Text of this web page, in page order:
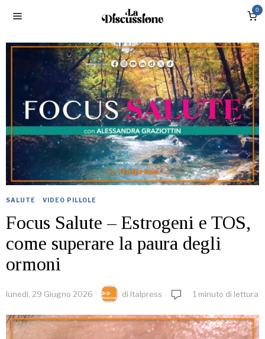
0
SALUTE · VIDEO PILLOLE
Focus Salute – Estrogeni e TOS,
come superare la paura degli
ormoni
lunedì, 29 Giugno 2026 di Italpress 1 minuto di lettura